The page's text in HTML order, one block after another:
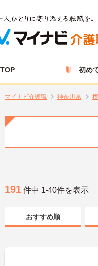
TOP 初め
マイナビ介護職 神奈川県
191 件中 1-40件を表示
おすすめ順